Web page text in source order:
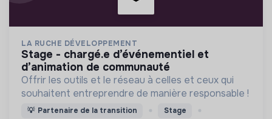
LA RUCHE DÉVELOPPEMENT
stage - chargé.e d’événementiel et
d’animation de communauté
Offrir les outils et le réseau à celles et ceux qui
souhaitent entreprendre de manière responsable !
💡 Partenaire de la transition Stage